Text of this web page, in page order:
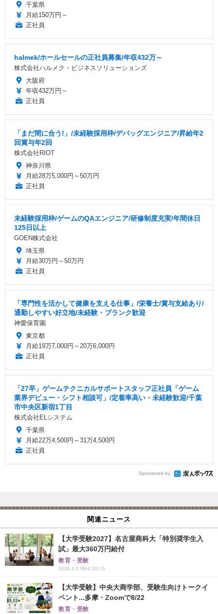
千葉県
月給150万円～
正社員
halmek/ホールセールの正社員募集/年収432万～
株式会社ハルメク・ビジネスソリューションズ
大阪府
年収432万円～
正社員
「まだ間に合う!」/未経験採用枠/デバッグエンジニア/昇給年2
回賞与年2回
株式会社RIOT
神奈川県
月給28万5,000円～50万円
正社員
未経験採用枠/ゲームのQAエンジニア/研修制度充実/年間休日
125日以上
GOEN株式会社
埼玉県
月給30万円～50万円
正社員
「専門性を活かして健康を支える仕事」/栄養士/賞与支給あり/
通勤しやすい好立地/未経験・ブランク歓迎
神愛保育園
東京都
月給19万7,000円～20万6,000円
正社員
「27卒」ゲームテクニカルサポートスタッフ正社員「ゲーム
業界デビュー・シフト相談可」/定着率高い・未経験歓迎/千葉
市中央区新宿1丁目
株式会社ELシステム
千葉県
月給22万4,500円～31万4,500円
正社員
Sponsored by
関連ニュース
【大学受験2027】名古屋商科大「特別奨学生入
試」最大360万円給付
教育・受験
2026.8.5 Wed 20:15
【大学受験】中央大商学部、受験生向けトークイ
ベント...多摩・Zoomで8/22
教育・受験